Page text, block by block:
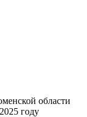
области
году